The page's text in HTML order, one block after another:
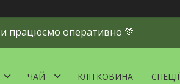
працюємо оперативно 💚
ЧАЙ КЛІТКОВИНА СПЕЦІЇ